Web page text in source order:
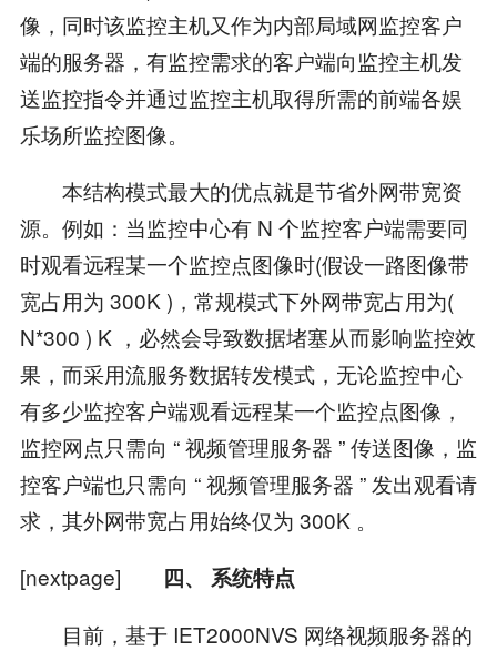
像，同时该监控主机又作为内部局域网监控客户
端的服务器，有监控需求的客户端向监控主机发
送监控指令并通过监控主机取得所需的前端各娱
乐场所监控图像。
本结构模式最大的优点就是节省外网带宽资
源。例如：当监控中心有 N 个监控客户端需要同
时观看远程某一个监控点图像时(假设一路图像带
宽占用为 300K )，常规模式下外网带宽占用为(
N*300 ) K ，必然会导致数据堵塞从而影响监控效
果，而采用流服务数据转发模式，无论监控中心
有多少监控客户端观看远程某一个监控点图像，
监控网点只需向 “ 视频管理服务器 ” 传送图像，监
控客户端也只需向 “ 视频管理服务器 ” 发出观看请
求，其外网带宽占用始终仅为 300K 。
[nextpage]
四、 系统特点
目前，基于 IET2000NVS 网络视频服务器的